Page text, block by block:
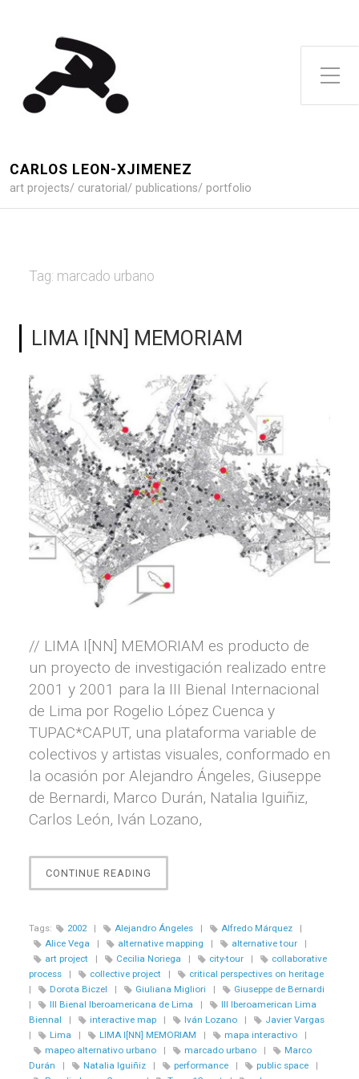
Toggle Side Menu
CARLOS LEON-XJIMENEZ
art projects/ curatorial/ publications/ portfolio
Tag: marcado urbano
LIMA I[NN] MEMORIAM
// LIMA I[NN] MEMORIAM es producto de
un proyecto de investigación realizado entre
2001 y 2001 para la III Bienal Internacional
de Lima por Rogelio López Cuenca y
TUPAC*CAPUT, una plataforma variable de
colectivos y artistas visuales, conformado en
la ocasión por Alejandro Ángeles, Giuseppe
de Bernardi, Marco Durán, Natalia Iguiñiz,
Carlos León, Iván Lozano,
CONTINUE READING
I[NN]
Tags: 2002 | Alejandro Ángeles | Alfredo Márquez
|
Alice Vega
| alternative mapping | alternative tour
|
art project
| Cecilia Noriega | city-tour |
collaborative
process
| collective project |
critical perspectives on heritage
|
Dorota Biczel | Giuliana Migliori |
Giuseppe de Bernardi
|
III Bienal Iberoamericana de Lima |
III Iberoamerican Lima
Biennal
| interactive map | Iván Lozano |
Javier Vargas
|
Lima | LIMA I[NN] MEMORIAM | mapa interactivo
|
mapeo alternativo urbano
| marcado urbano |
Marco
Durán
| Natalia Iguiñiz | performance | public space
|